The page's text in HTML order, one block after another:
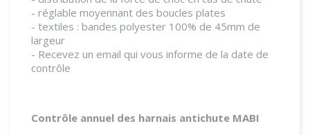
- réglable moyennant des boucles plates
- textiles : bandes polyester 100% de 45mm de
largeur
- Recevez un email qui vous informe de la date de
contrôle
Contrôle annuel des harnais antichute MABI